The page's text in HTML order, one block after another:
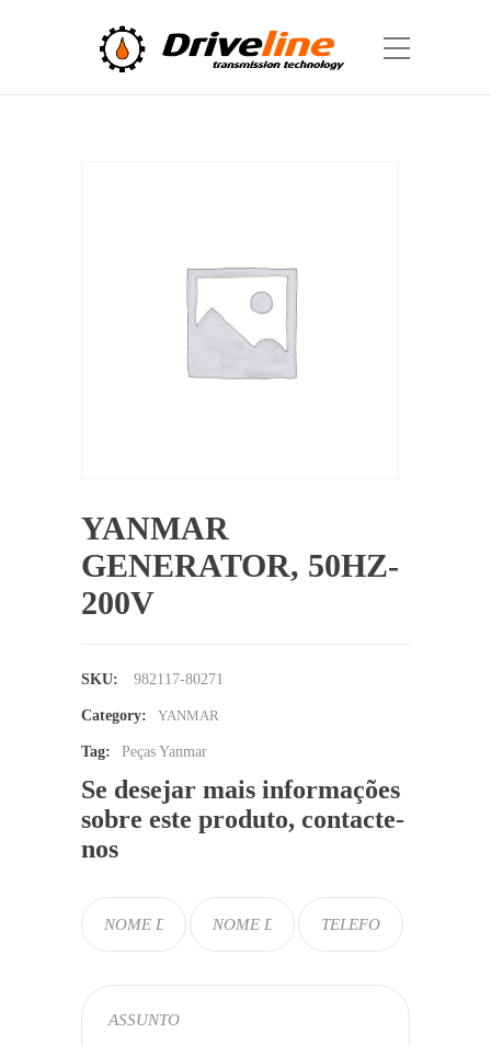
YANMAR
GENERATOR, 50HZ-
200V
SKU: 982117-80271
Category: YANMAR
Tag: Peças Yanmar
Se desejar mais informações
sobre este produto, contacte-
nos